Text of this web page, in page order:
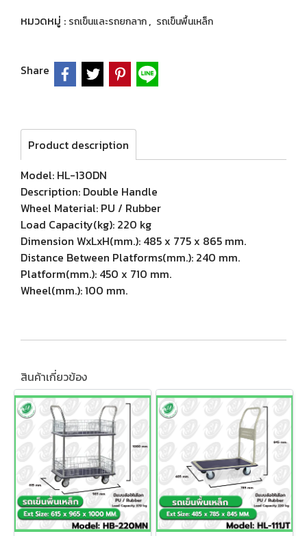
หมวดหมู่ : รถเข็นและรถยกลาก, รถเข็นพื้นเหล็ก
Share
Product description
Model: HL-130DN
Description: Double Handle
Wheel Material: PU / Rubber
Load Capacity(kg): 220 kg
Dimension WxLxH(mm.): 485 x 775 x 865 mm.
Distance Between Platforms(mm.): 240 mm.
Platform(mm.): 450 x 710 mm.
Wheel(mm.): 100 mm.
สินค้าเกี่ยวข้อง